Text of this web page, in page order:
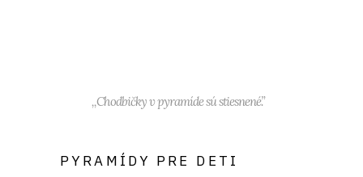
,,Chodbičky v pyramíde sú stiesnené.”
PYRAMÍDY PRE DETI